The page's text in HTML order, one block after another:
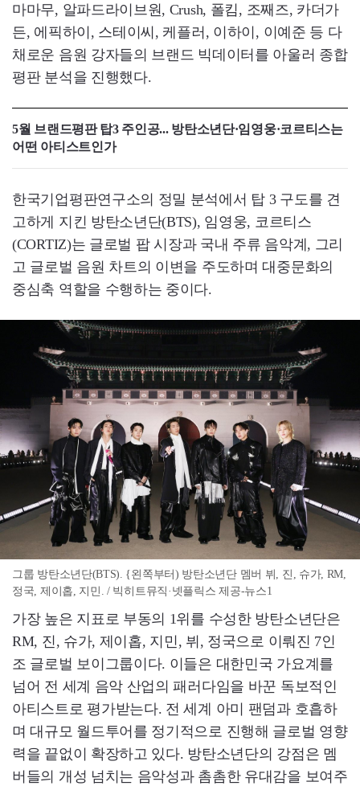
마마무, 알파드라이브원, Crush, 폴킴, 조째즈, 카더가
든, 에픽하이, 스테이씨, 케플러, 이하이, 이예준 등 다
채로운 음원 강자들의 브랜드 빅데이터를 아울러 종합
평판 분석을 진행했다.
5월 브랜드평판 탑3 주인공... 방탄소년단·임영웅·코르티스는
어떤 아티스트인가
한국기업평판연구소의 정밀 분석에서 탑 3 구도를 견
고하게 지킨 방탄소년단(BTS), 임영웅, 코르티스
(CORTIZ)는 글로벌 팝 시장과 국내 주류 음악계, 그리
고 글로벌 음원 차트의 이변을 주도하며 대중문화의
중심축 역할을 수행하는 중이다.
그룹 방탄소년단(BTS). {왼쪽부터) 방탄소년단 멤버 뷔, 진, 슈가, RM,
정국, 제이홉, 지민. / 빅히트뮤직·넷플릭스 제공-뉴스1
가장 높은 지표로 부동의 1위를 수성한 방탄소년단은
RM, 진, 슈가, 제이홉, 지민, 뷔, 정국으로 이뤄진 7인
조 글로벌 보이그룹이다. 이들은 대한민국 가요계를
넘어 전 세계 음악 산업의 패러다임을 바꾼 독보적인
아티스트로 평가받는다. 전 세계 아미 팬덤과 호흡하
며 대규모 월드투어를 정기적으로 진행해 글로벌 영향
력을 끝없이 확장하고 있다. 방탄소년단의 강점은 멤
버들의 개성 넘치는 음악성과 촘촘한 유대감을 보여주